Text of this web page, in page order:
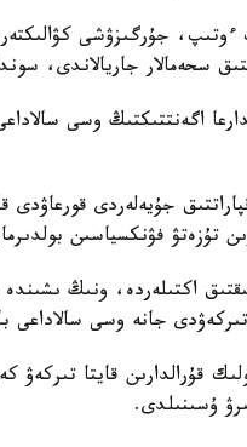
ءوتىپ، جۇرگىزۋشى
سحەمالار جاريالاندى،
اگەنتتىكتىڭ وسى
جۇيەلەردى
تۇزەتۋ فۋنكسياسىن
اكتىلەردە، ونىڭ
جانە وسى سالاداعى
ۇسىنىلدى.